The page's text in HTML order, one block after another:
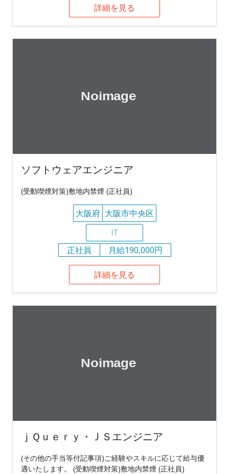
詳細を見る
ソフトウェアエンジニア
(受動喫煙対策)敷地内禁煙 (正社員)
大阪府 大阪市中央区
IT
正社員
月給190,000円
詳細を見る
ｊＱｕｅｒｙ・ＪＳエンジニア
(その他の手当等付記事項)ご経験やスキルに応じて給与優
遇いたします。 (受動喫煙対策)敷地内禁煙 (正社員)